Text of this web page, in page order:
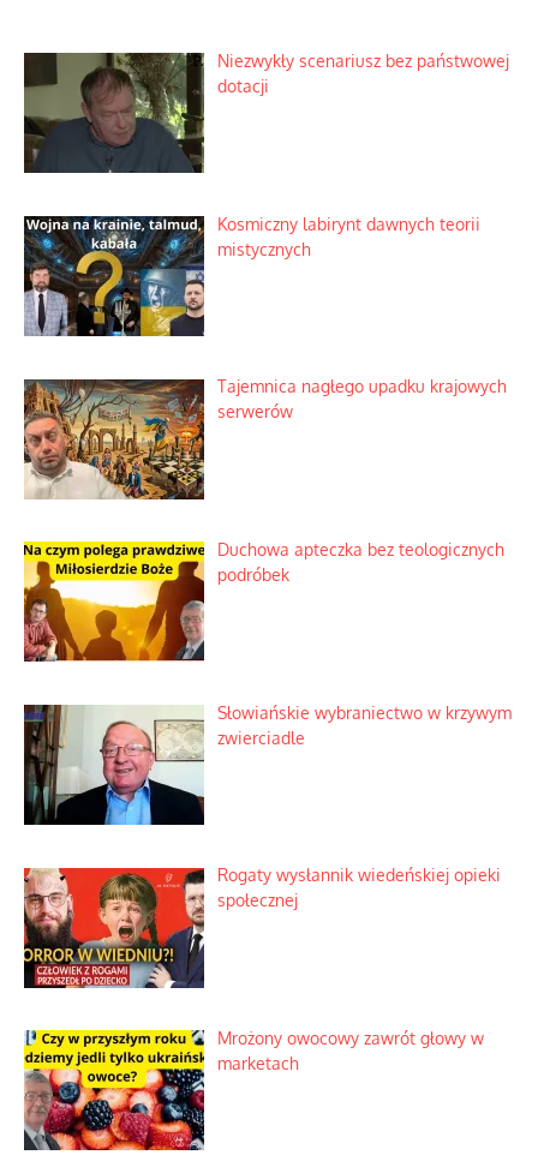
Niezwykły scenariusz bez państwowej
dotacji
Kosmiczny labirynt dawnych teorii
mistycznych
Tajemnica nagłego upadku krajowych
serwerów
Duchowa apteczka bez teologicznych
podróbek
Słowiańskie wybraniectwo w krzywym
zwierciadle
Rogaty wysłannik wiedeńskiej opieki
społecznej
Mrożony owocowy zawrót głowy w
marketach